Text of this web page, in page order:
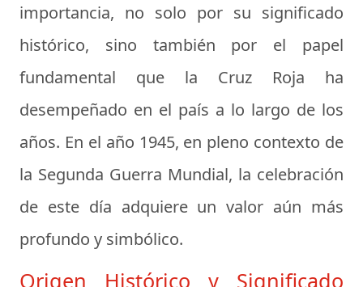
importancia, no solo por su significado
histórico, sino también por el papel
fundamental que la Cruz Roja ha
desempeñado en el país a lo largo de los
años. En el año 1945, en pleno contexto de
la Segunda Guerra Mundial, la celebración
de este día adquiere un valor aún más
profundo y simbólico.
Origen Histórico y Significado